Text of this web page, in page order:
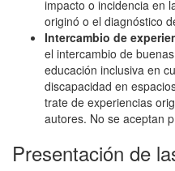
impacto o incidencia en
originó o el diagnóstico
Intercambio de
el intercambio de
educación inclusiva en
discapacidad en
trate de experiencias
autores. No se aceptan
Presentación de